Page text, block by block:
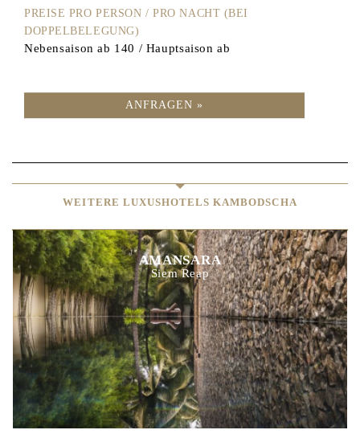
PREISE PRO PERSON / PRO NACHT (BEI
DOPPELBELEGUNG)
Nebensaison ab 140 / Hauptsaison ab
ANFRAGEN »
WEITERE LUXUSHOTELS KAMBODSCHA
AMANSARA
Siem Reap